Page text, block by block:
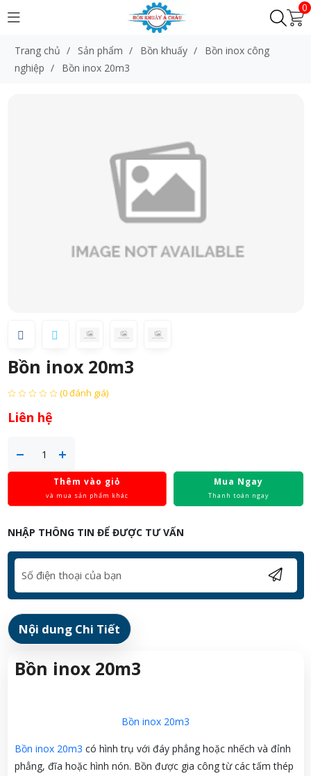
0
Trang chủ / Sản phẩm / Bồn khuấy /
Bồn inox công
nghiệp / Bồn inox 20m3
Bồn inox 20m3
(0 đánh giá)
Liên hệ
Thêm vào giỏ
và mua sản phẩm khác
Mua Ngay
Thanh toán ngay
NHẬP THÔNG TIN ĐỂ ĐƯỢC TƯ VẤN
Nội dung Chi Tiết
Bồn inox 20m3
Bồn inox 20m3
Bồn inox 20m3 có hình trụ với đáy phẳng hoặc nhếch và đỉnh
phẳng, đĩa hoặc hình nón. Bồn được gia công từ các tấm thép